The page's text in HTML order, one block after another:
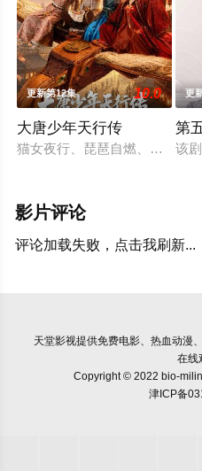
更新第12集 10.0
大唐少年天行传
猫女夜行、琵琶自燃、天王显
更
第
该
影片评论
评论加载失败，点击我刷新...
天堂影视提供免费电影、热血动漫
在线
Copyright © 2022 bio-
津ICP备